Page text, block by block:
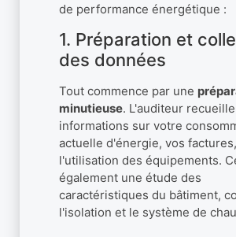
de performance énergétique :
1. Préparation et
des données
Tout commence par une
minutieuse. L'auditeur
informations sur votre
actuelle d'énergie, vos
l'utilisation des équipements.
également une étude des
caractéristiques du bâtiment,
l'isolation et le système de